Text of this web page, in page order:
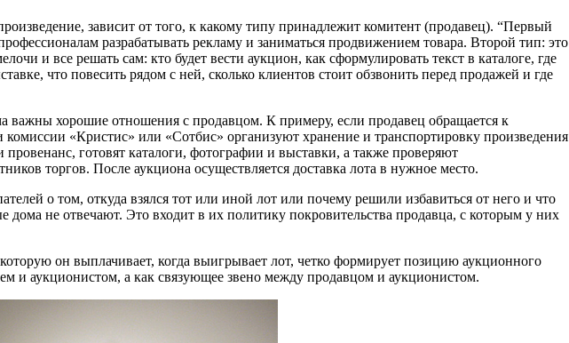
зависит от того, к какому типу принадлежит комитент (продавец). “Первый
разрабатывать рекламу и заниматься продвижением товара. Второй тип: это
и все решать сам: кто будет вести аукцион, как сформулировать текст в каталоге, где
что повесить рядом с ней, сколько клиентов стоит обзвонить перед продажей и где
важны хорошие отношения с продавцом. К примеру, если продавец обращается к
«Кристис» или «Сотбис» организуют хранение и транспортировку произведения
провенанс, готовят каталоги, фотографии и выставки, а также проверяют
торгов. После аукциона осуществляется доставка лота в нужное место.
о том, откуда взялся тот или иной лот или почему решили избавиться от него и что
дома не отвечают. Это входит в их политику покровительства продавца, с которым у них
он выплачивает, когда выигрывает лот, четко формирует позицию аукционного
и аукционистом, а как связующее звено между продавцом и аукционистом.